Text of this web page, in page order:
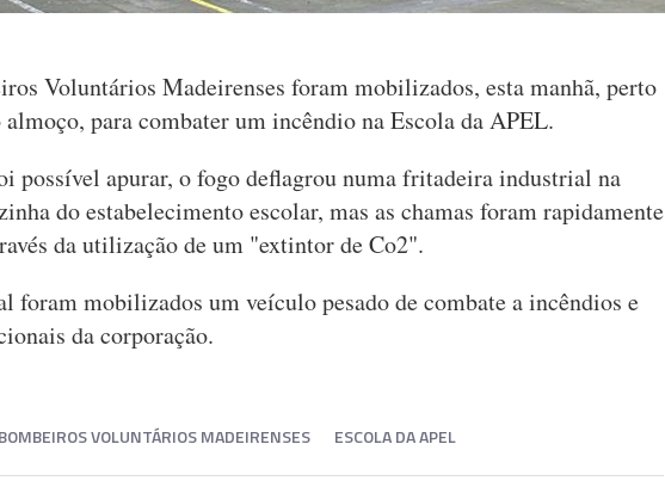
Voluntários Madeirenses foram mobilizados, esta manhã, perto
almoço, para combater um incêndio na Escola da APEL.
possível apurar, o fogo deflagrou numa fritadeira industrial na
do estabelecimento escolar, mas as chamas foram rapidamente
da utilização de um "extintor de Co2".
foram mobilizados um veículo pesado de combate a incêndios e
da corporação.
BOMBEIROS VOLUNTÁRIOS MADEIRENSES ESCOLA DA APEL